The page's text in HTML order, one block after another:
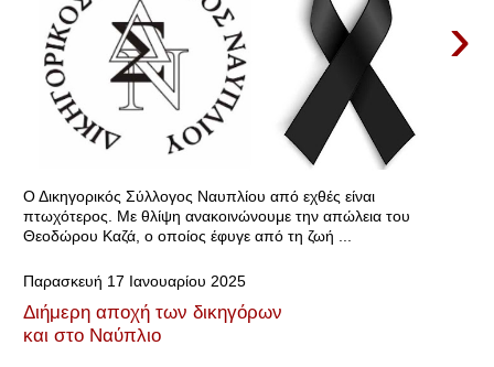
›
Ο Δικηγορικός Σύλλογος Ναυπλίου από εχθές είναι
πτωχότερος. Με θλίψη ανακοινώνουμε την απώλεια του
Θεοδώρου Καζά, ο οποίος έφυγε από τη ζωή ...
Παρασκευή 17 Ιανουαρίου 2025
Διήμερη αποχή των δικηγόρων
και στο Ναύπλιο